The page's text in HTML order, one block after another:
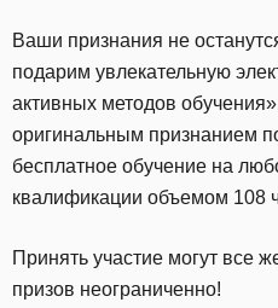
Ваши признания не
подарим увлекательную
активных методов
оригинальным
бесплатное обучение на
квалификации объемом 108
Принять участие могут все
призов неограниченно!